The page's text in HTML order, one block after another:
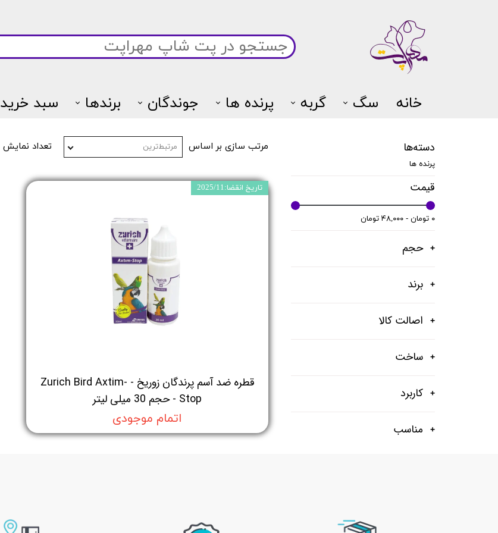
خانه سگ گربه پرنده ها جوندگان برندها سبد خرید
دسته‌ها
پرنده ها
قیمت
۰ تومان - ۴۸,۰۰۰ تومان
حجم
برند
اصالت کالا
ساخت
کاربرد
مناسب
مرتب سازی بر اساس مرتبط‌ترین تعداد نمایش
قطره ضد آسم پرندگان زوریخ - Zurich Bird Axtim-
Stop - حجم 30 میلی لیتر
اتمام موجودی
تاریخ انقضا:2025/11